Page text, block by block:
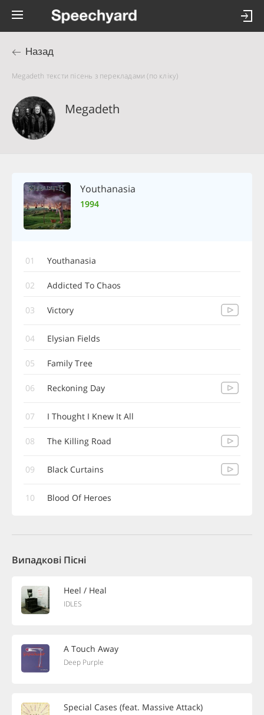
Назад
Megadeth тексти пісень з перекладами (по кліку)
Megadeth
Youthanasia
1994
01 Youthanasia
02 Addicted To Chaos
03 Victory
04 Elysian Fields
05 Family Tree
06 Reckoning Day
07 I Thought I Knew It All
08 The Killing Road
09 Black Curtains
10 Blood Of Heroes
Випадкові Пісні
Heel / Heal
IDLES
A Touch Away
Deep Purple
Special Cases (feat. Massive Attack)